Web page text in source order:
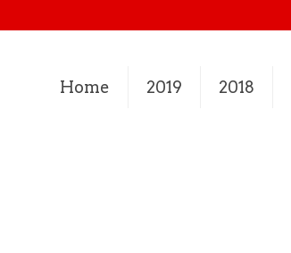
Home 2019 2018